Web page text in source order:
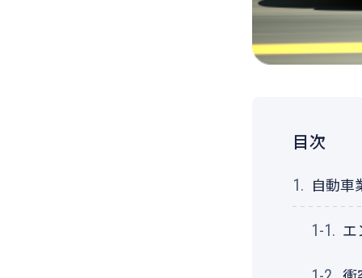
目次
1. 自動車
1-1. エ